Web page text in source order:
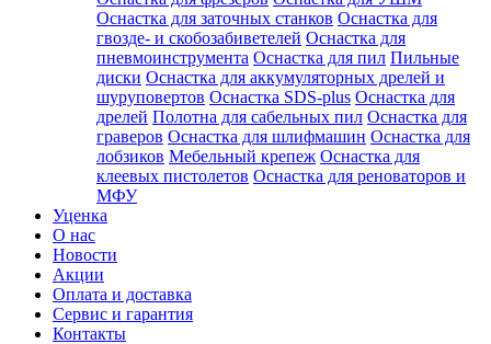
Оснастка для заточных станков Оснастка для
гвозде- и скобозабиветелей Оснастка для
пневмоинструмента Оснастка для пил Пильные
диски Оснастка для аккумуляторных дрелей и
шуруповертов Оснастка SDS-plus Оснастка для
дрелей Полотна для сабельных пил Оснастка для
граверов Оснастка для шлифмашин Оснастка для
лобзиков Мебельный крепеж Оснастка для
клеевых пистолетов Оснастка для реноваторов и
МФУ
Уценка
О нас
Новости
Акции
Оплата и доставка
Сервис и гарантия
Контакты